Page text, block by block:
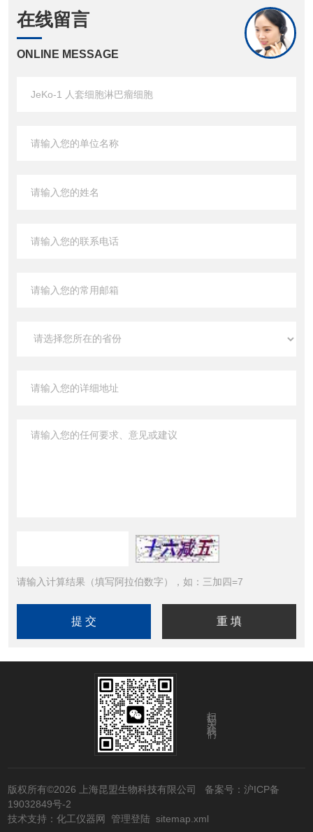
在线留言
ONLINE MESSAGE
请输入计算结果（填写阿拉伯数字），如：三加四=7
扫码关注我们
版权所有©2026 上海昆盟生物科技有限公司 备案号：沪ICP备
19032849号-2
技术支持：化工仪器网 管理登陆 sitemap.xml